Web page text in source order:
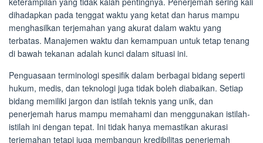
dihadapkan pada tenggat waktu yang ketat dan harus mampu
menghasilkan terjemahan yang akurat dalam waktu yang
terbatas. Manajemen waktu dan kemampuan untuk tetap tenang
di bawah tekanan adalah kunci dalam situasi ini.
Penguasaan terminologi spesifik dalam berbagai bidang seperti
hukum, medis, dan teknologi juga tidak boleh diabaikan. Setiap
bidang memiliki jargon dan istilah teknis yang unik, dan
penerjemah harus mampu memahami dan menggunakan istilah-
istilah ini dengan tepat. Ini tidak hanya memastikan akurasi
terjemahan tetapi juga membangun kredibilitas penerjemah